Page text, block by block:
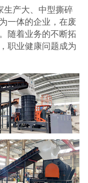
生产大、中型撕碎
一体的企业，在废
随着业务的不断拓
职业健康问题成为